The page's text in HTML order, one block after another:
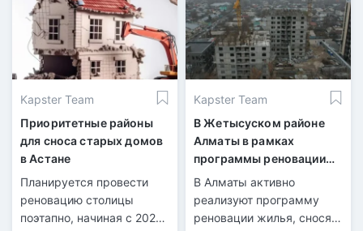
Kapster Team
Приоритетные районы
для сноса старых домов
в Астане
Планируется провести
реновацию столицы
поэтапно, начиная с 2025
Kapster Team
В Жетысуском районе
Алматы в рамках
программы реновации
жилья были снесены 34
В Алматы активно
реализуют программу
реновации жилья, снося